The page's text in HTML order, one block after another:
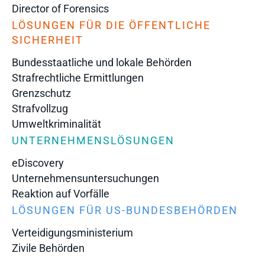
Director of Forensics
LÖSUNGEN FÜR DIE ÖFFENTLICHE
SICHERHEIT
Bundesstaatliche und lokale Behörden
Strafrechtliche Ermittlungen
Grenzschutz
Strafvollzug
Umweltkriminalität
UNTERNEHMENSLÖSUNGEN
eDiscovery
Unternehmensuntersuchungen
Reaktion auf Vorfälle
LÖSUNGEN FÜR US-BUNDESBEHÖRDEN
Verteidigungsministerium
Zivile Behörden